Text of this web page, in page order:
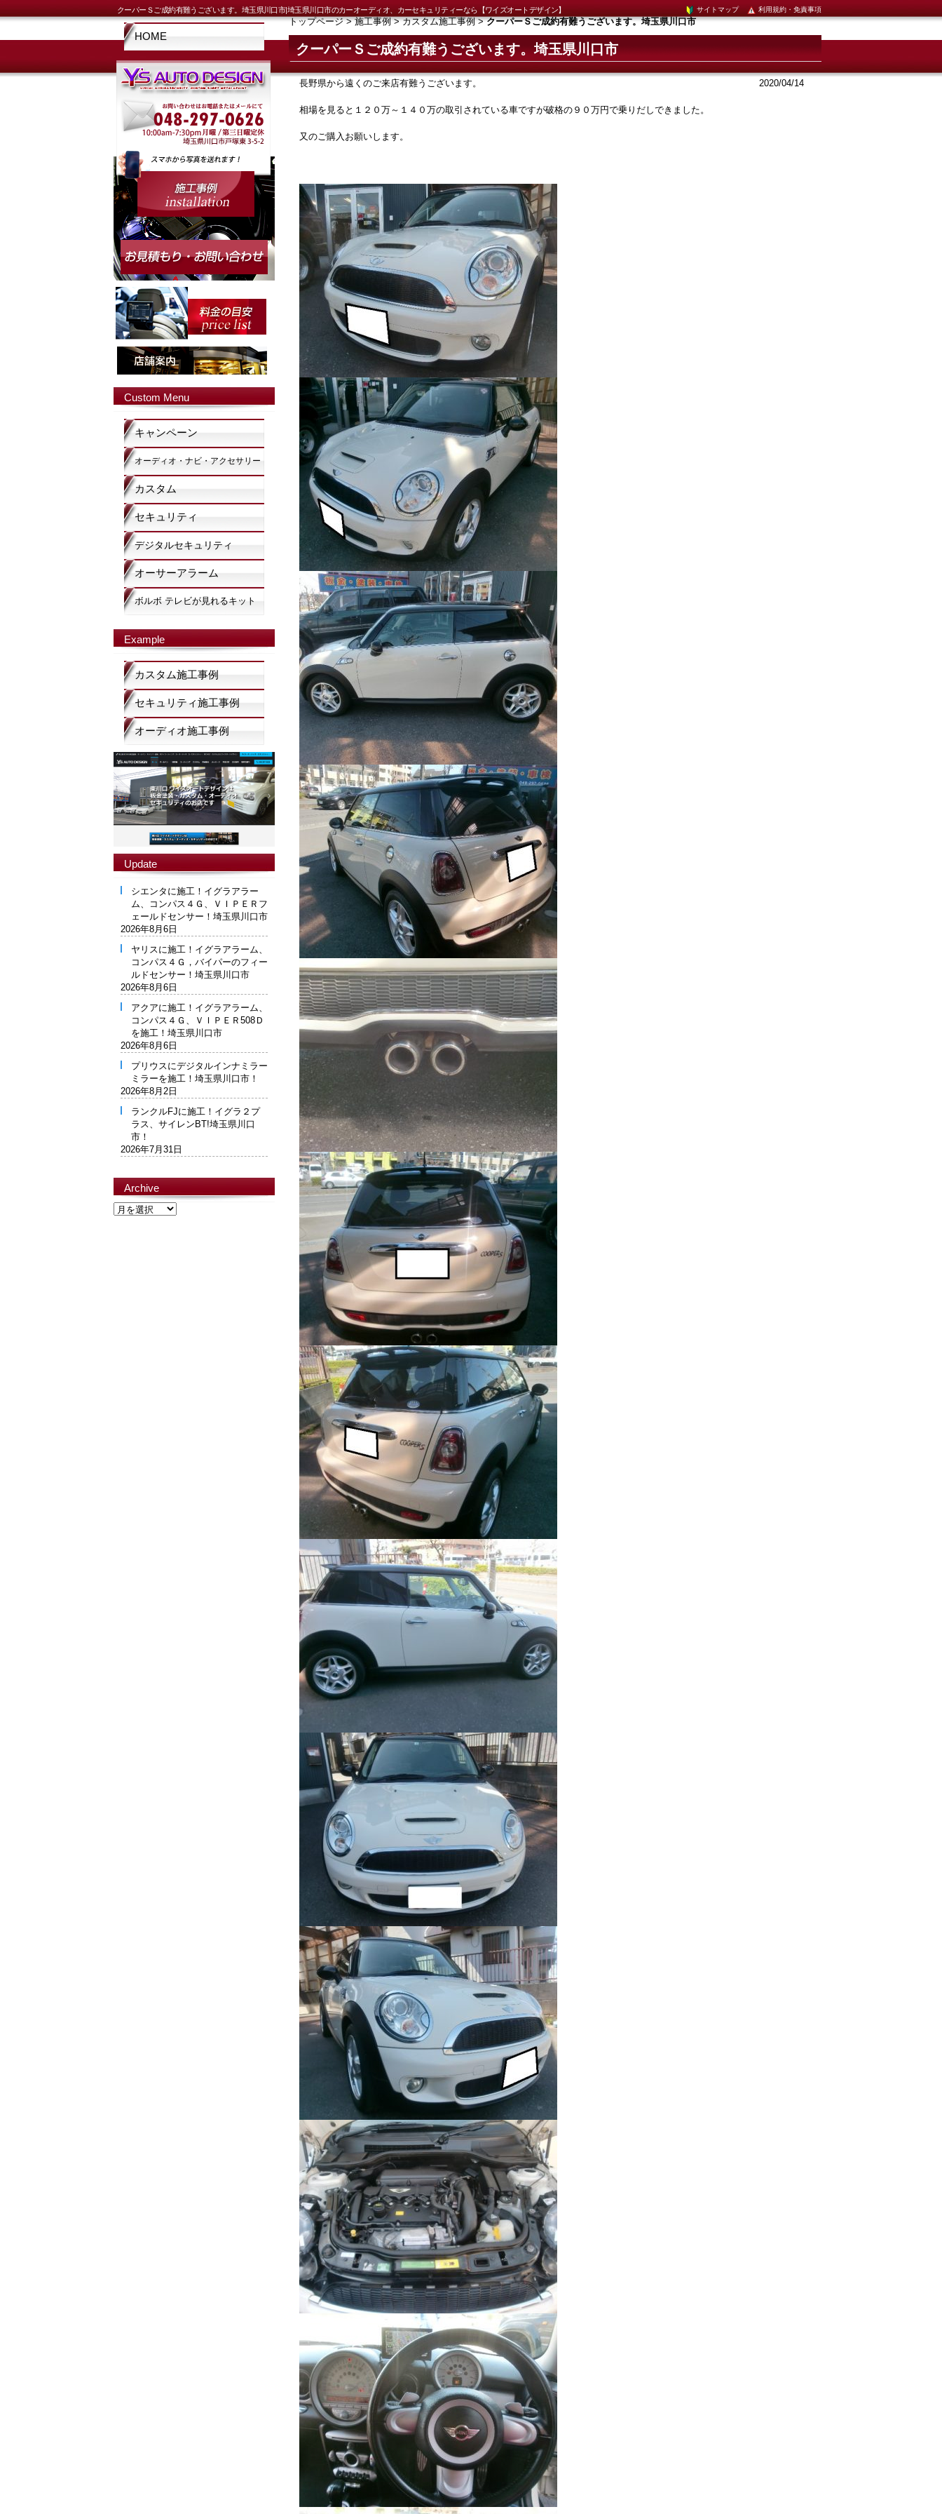
クーパーＳご成約有難うございます。埼玉県川口市|埼玉県川口市のカーオーディオ、カーセキュリティーなら【ワイズオートデザイン】 利用規約・免責事項
サイトマップ
トップページ>施工事例>カスタム施工事例>クーパーＳご成約有難うございます。埼玉県川口市
クーパーＳご成約有難うございます。埼玉県川口市
2020/04/14
長野県から遠くのご来店有難うございます。
相場を見ると１２０万～１４０万の取引されている車ですが破格の９０万円で乗りだしできました。
又のご購入お願いします。
HOME
Custom Menu
キャンペーン
オーディオ・ナビ・アクセサリー
カスタム
セキュリティ
デジタルセキュリティ
オーサーアラーム
ボルボ テレビが見れるキット
Example
カスタム施工事例
セキュリティ施工事例
オーディオ施工事例
Update
シエンタに施工！イグラアラー
ム、コンパス４Ｇ、ＶＩＰＥＲフ
ェールドセンサー！埼玉県川口市
2026年8月6日
ヤリスに施工！イグラアラーム、
コンパス４Ｇ，バイパーのフィー
ルドセンサー！埼玉県川口市
2026年8月6日
アクアに施工！イグラアラーム、
コンパス４Ｇ、ＶＩＰＥＲ508Ｄ
を施工！埼玉県川口市
2026年8月6日
プリウスにデジタルインナミラー
ミラーを施工！埼玉県川口市！
2026年8月2日
ランクルFJに施工！イグラ２プ
ラス、サイレンBT!埼玉県川口
市！
2026年7月31日
Archive
Archive